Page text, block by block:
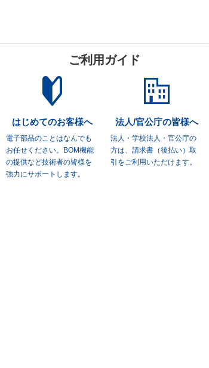
ご利用ガイド
はじめてのお客様へ
電子部品のことはなんでも
お任せください。
BOM機能
の提供など技術者の皆様を
強力にサポートします。
法人/官公庁の皆様へ
法人・学校法人・官公庁の
方は、 請求書（後払い）取
引をご利用いただけます。